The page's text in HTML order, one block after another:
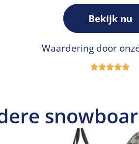
Bekijk nu
Waardering door